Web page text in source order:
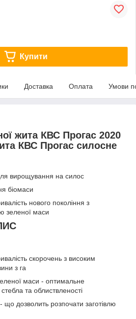
Купити
Доставка Оплата Умови
жита КВС Прогас 2020
КВС Прогас силосне
вирощування на силос
біомаси
нового покоління з
зеленої маси
скорочень з високим
з га
маси - оптимальне
та облиствленості
що дозволить розпочати заготівлю